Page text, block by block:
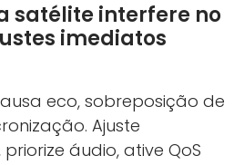
satélite interfere no
imediatos
eco, sobreposição de
Ajuste
áudio, ative QoS